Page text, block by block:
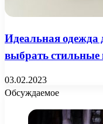
Идеальная
выбрать
03.02.2023
Обсуждаемое